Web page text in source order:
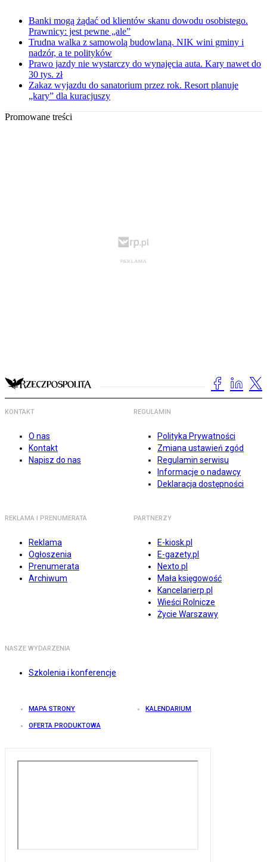
Banki mogą żądać od klientów skanu dowodu osobistego.
Prawnicy: jest pewne „ale”
Trudna walka z samowolą budowlaną. NIK wini gminy i
nadzór, a te polityków
Prawo jazdy nie wystarczy do wynajęcia auta. Kary nawet do
30 tys. zł
Zakaz wyjazdu do sanatorium przez rok. Resort planuje
„kary” dla kuracjuszy
Promowane treści
KONTAKT
O nas
Kontakt
Napisz do nas
REGULAMIN
Polityka Prywatności
Zmiana ustawień zgód
Regulamin serwisu
Informacje o nadawcy
Deklaracja dostępności
REKLAMA I PRENUMERATA
Reklama
Ogłoszenia
Prenumerata
Archiwum
PARTNERZY
E-kiosk.pl
E-gazety.pl
Nexto.pl
Mała księgowość
Kancelarierp.pl
Wieści Rolnicze
Życie Warszawy
NASZE WYDARZENIA
Szkolenia i konferencje
MAPA STRONY KALENDARIUM
OFERTA PRODUKTOWA